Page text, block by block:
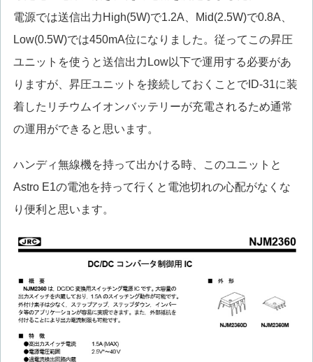
電源では送信出力High(5W)で1.2A、Mid(2.5W)で0.8A、
Low(0.5W)では450mA位になりました。従ってこの昇圧
ユニットを使うと送信出力Low以下で運用する必要があ
りますが、昇圧ユニットを接続しておくことでID-31に装
着したリチウムイオンバッテリーが充電されるため通常
の運用ができると思います。
ハンディ無線機を持って出かける時、このユニットと
Astro E1の電池を持って行くと電池切れの心配がなくな
り便利と思います。